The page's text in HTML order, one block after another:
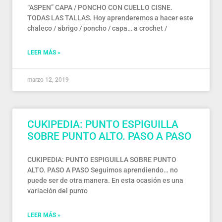
“ASPEN” CAPA / PONCHO CON CUELLO CISNE.
TODAS LAS TALLAS. Hoy aprenderemos a hacer este
chaleco / abrigo / poncho / capa… a crochet /
LEER MÁS »
marzo 12, 2019
CUKIPEDIA: PUNTO ESPIGUILLA
SOBRE PUNTO ALTO. PASO A PASO
CUKIPEDIA: PUNTO ESPIGUILLA SOBRE PUNTO
ALTO. PASO A PASO Seguimos aprendiendo… no
puede ser de otra manera. En esta ocasión es una
variación del punto
LEER MÁS »